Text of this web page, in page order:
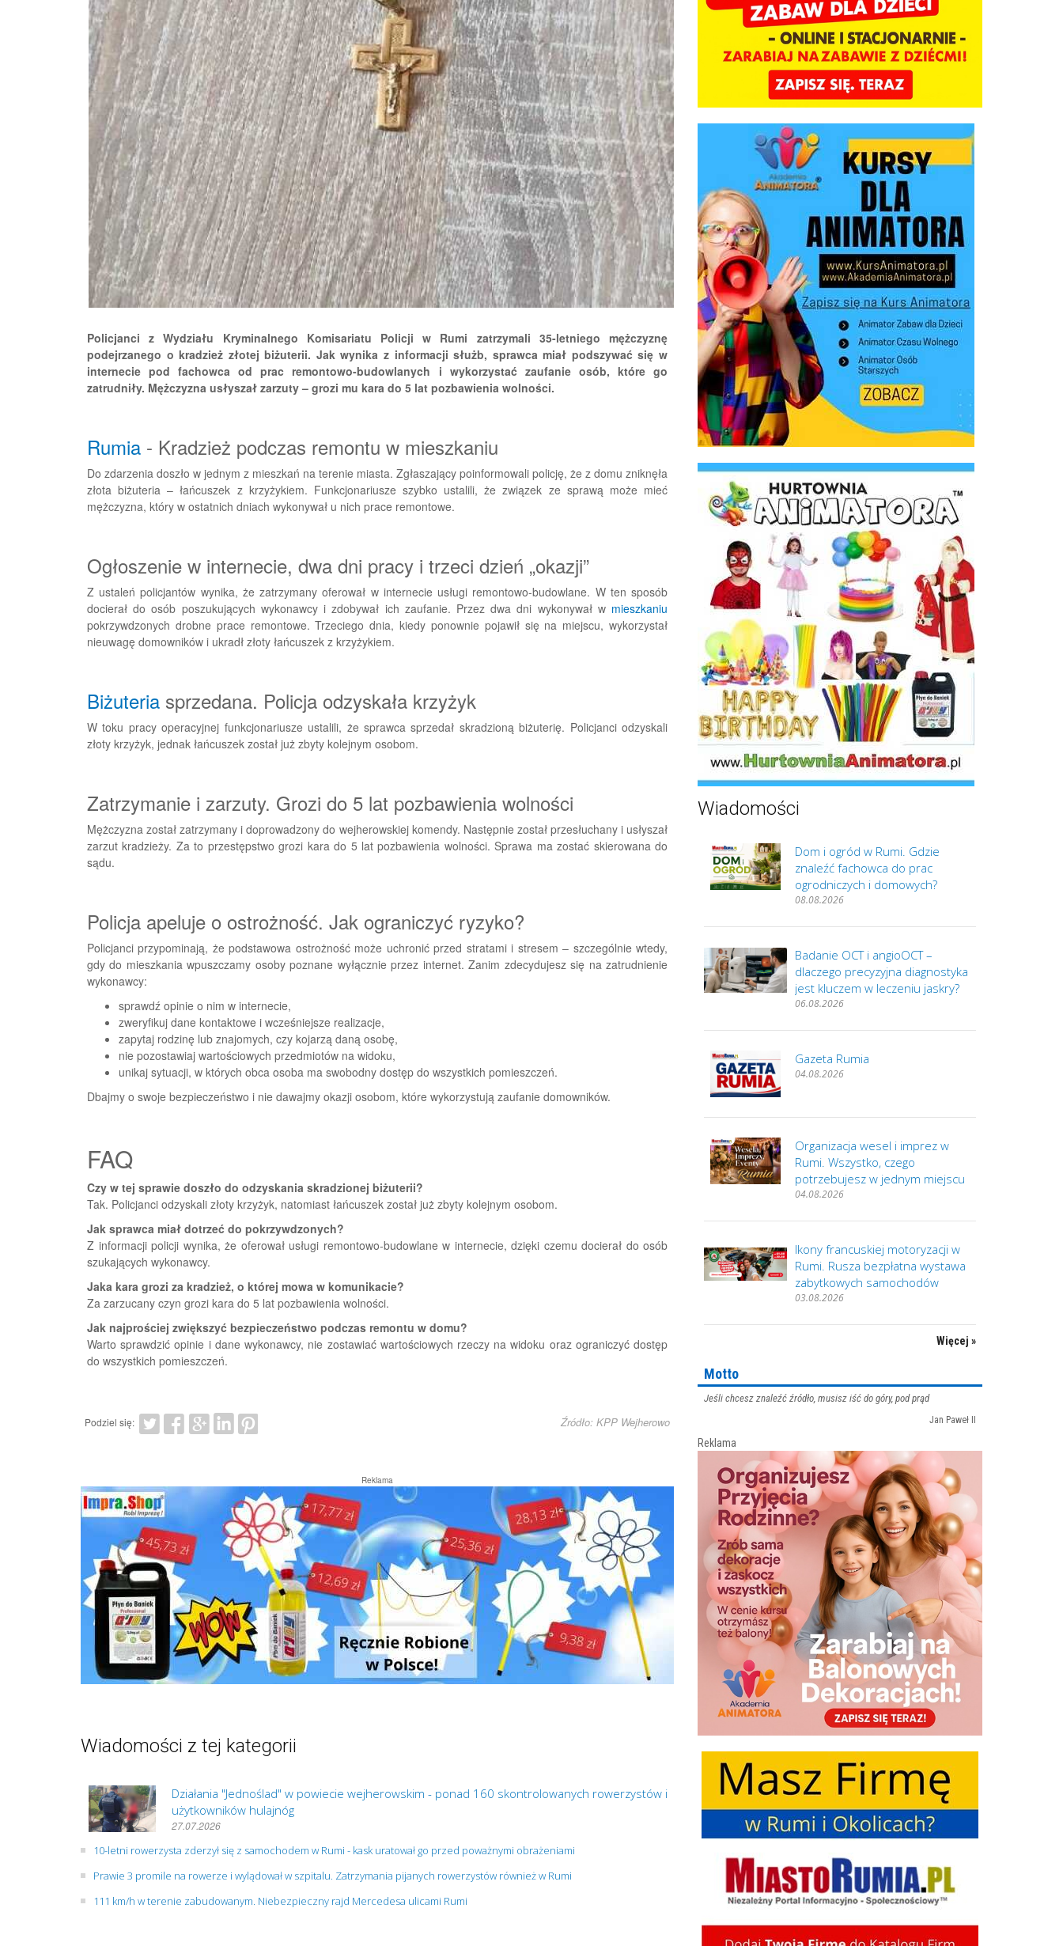
Policjanci z Wydziału Kryminalnego Komisariatu Policji w Rumi zatrzymali 35-letniego mężczyznę
podejrzanego o kradzież złotej biżuterii. Jak wynika z informacji służb, sprawca miał podszywać się w
internecie pod fachowca od prac remontowo-budowlanych i wykorzystać zaufanie osób, które go
zatrudniły. Mężczyzna usłyszał zarzuty – grozi mu kara do 5 lat pozbawienia wolności.
Rumia - Kradzież podczas remontu w mieszkaniu
Do zdarzenia doszło w jednym z mieszkań na terenie miasta. Zgłaszający poinformowali policję, że z domu zniknęła
złota biżuteria – łańcuszek z krzyżykiem. Funkcjonariusze szybko ustalili, że związek ze sprawą może mieć
mężczyzna, który w ostatnich dniach wykonywał u nich prace remontowe.
Ogłoszenie w internecie, dwa dni pracy i trzeci dzień „okazji”
Z ustaleń policjantów wynika, że zatrzymany oferował w internecie usługi remontowo-budowlane. W ten sposób
docierał do osób poszukujących wykonawcy i zdobywał ich zaufanie. Przez dwa dni wykonywał w mieszkaniu
pokrzywdzonych drobne prace remontowe. Trzeciego dnia, kiedy ponownie pojawił się na miejscu, wykorzystał
nieuwagę domowników i ukradł złoty łańcuszek z krzyżykiem.
Biżuteria sprzedana. Policja odzyskała krzyżyk
W toku pracy operacyjnej funkcjonariusze ustalili, że sprawca sprzedał skradzioną biżuterię. Policjanci odzyskali
złoty krzyżyk, jednak łańcuszek został już zbyty kolejnym osobom.
Zatrzymanie i zarzuty. Grozi do 5 lat pozbawienia wolności
Mężczyzna został zatrzymany i doprowadzony do wejherowskiej komendy. Następnie został przesłuchany i usłyszał
zarzut kradzieży. Za to przestępstwo grozi kara do 5 lat pozbawienia wolności. Sprawa ma zostać skierowana do
sądu.
Policja apeluje o ostrożność. Jak ograniczyć ryzyko?
Policjanci przypominają, że podstawowa ostrożność może uchronić przed stratami i stresem – szczególnie wtedy,
gdy do mieszkania wpuszczamy osoby poznane wyłącznie przez internet. Zanim zdecydujesz się na zatrudnienie
wykonawcy:
sprawdź opinie o nim w internecie,
zweryfikuj dane kontaktowe i wcześniejsze realizacje,
zapytaj rodzinę lub znajomych, czy kojarzą daną osobę,
nie pozostawiaj wartościowych przedmiotów na widoku,
unikaj sytuacji, w których obca osoba ma swobodny dostęp do wszystkich pomieszczeń.
Dbajmy o swoje bezpieczeństwo i nie dawajmy okazji osobom, które wykorzystują zaufanie domowników.
FAQ
Czy w tej sprawie doszło do odzyskania skradzionej biżuterii?
Tak. Policjanci odzyskali złoty krzyżyk, natomiast łańcuszek został już zbyty kolejnym osobom.
Jak sprawca miał dotrzeć do pokrzywdzonych?
Z informacji policji wynika, że oferował usługi remontowo-budowlane w internecie, dzięki czemu docierał do osób
szukających wykonawcy.
Jaka kara grozi za kradzież, o której mowa w komunikacie?
Za zarzucany czyn grozi kara do 5 lat pozbawienia wolności.
Jak najprościej zwiększyć bezpieczeństwo podczas remontu w domu?
Warto sprawdzić opinie i dane wykonawcy, nie zostawiać wartościowych rzeczy na widoku oraz ograniczyć dostęp
do wszystkich pomieszczeń.
Podziel się: Źródło: KPP Wejherowo
Reklama
Wiadomości z tej kategorii
Działania "Jednoślad" w powiecie wejherowskim - ponad 160 skontrolowanych rowerzystów i
użytkowników hulajnóg
27.07.2026
10-letni rowerzysta zderzył się z samochodem w Rumi - kask uratował go przed poważnymi obrażeniami
Prawie 3 promile na rowerze i wylądował w szpitalu. Zatrzymania pijanych rowerzystów również w Rumi
111 km/h w terenie zabudowanym. Niebezpieczny rajd Mercedesa ulicami Rumi
Wiadomości
Dom i ogród w Rumi. Gdzie
znaleźć fachowca do prac
ogrodniczych i domowych?
08.08.2026
Badanie OCT i angioOCT –
dlaczego precyzyjna diagnostyka
jest kluczem w leczeniu jaskry?
06.08.2026
Gazeta Rumia
04.08.2026
Organizacja wesel i imprez w
Rumi. Wszystko, czego
potrzebujesz w jednym miejscu
04.08.2026
Ikony francuskiej motoryzacji w
Rumi. Rusza bezpłatna wystawa
zabytkowych samochodów
03.08.2026
Więcej »
Motto
Jeśli chcesz znaleźć źródło, musisz iść do góry, pod prąd
Jan Paweł II
Reklama